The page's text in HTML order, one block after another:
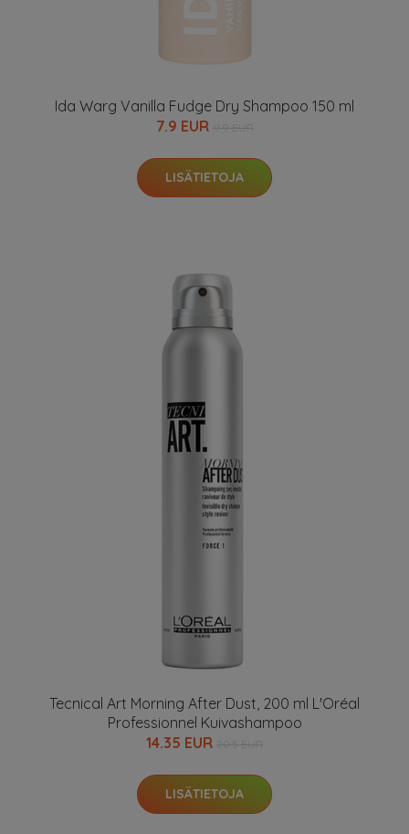
Ida Warg Vanilla Fudge Dry Shampoo 150 ml
7.9 EUR
LISÄTIETOJA
Tecnical Art Morning After Dust, 200 ml L'Oréal
Professionnel Kuivashampoo
14.35 EUR
LISÄTIETOJA